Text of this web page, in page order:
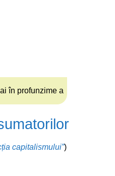
în profunzime a
capitalismului”)